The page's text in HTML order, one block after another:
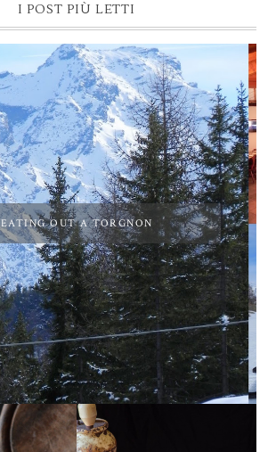
I POST PIÙ LETTI
EATING OUT A TORGNON